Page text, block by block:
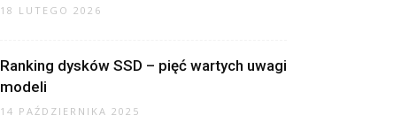
18 LUTEGO 2026
Ranking dysków SSD – pięć wartych uwagi
modeli
14 PAŹDZIERNIKA 2025